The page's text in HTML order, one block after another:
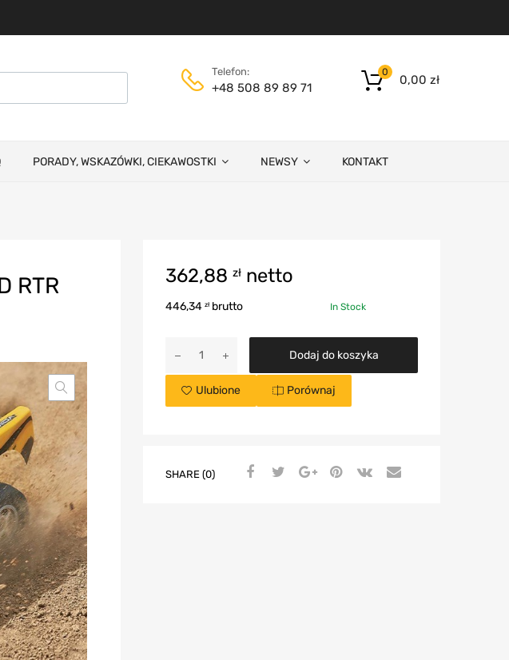
Telefon:
+48 508 89 89 71
0,00 zł
0
PORADY, WSKAZÓWKI, CIEKAWOSTKI NEWSY KONTAKT
RTR 362,88 zł netto
446,34 zł brutto In Stock
Dodaj do koszyka
Ulubione Porównaj
SHARE (0)